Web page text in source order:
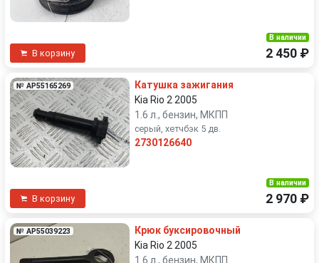
В корзину
В наличии
2 450 ₽
№ AP55165269
Катушка зажигания
Kia Rio 2 2005
1.6 л., бензин, МКПП
серый, хетчбэк 5 дв.
2730126640
В корзину
В наличии
2 970 ₽
№ AP55039223
Крюк буксировочный
Kia Rio 2 2005
1.6 л., бензин, МКПП